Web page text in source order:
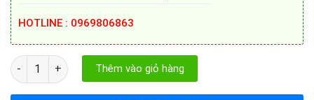
HOTLINE : 0969806863
MÁY HÚT MÙI GRANDX GX H70F72G số lượng
Thêm vào giỏ hàng